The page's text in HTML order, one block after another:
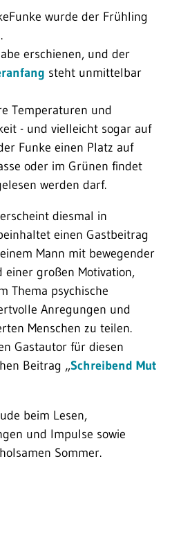
wurde der Frühling
erschienen, und der
steht unmittelbar
Temperaturen und
- und vielleicht sogar auf
Funke einen Platz auf
oder im Grünen findet
werden darf.
erscheint diesmal in
einen Gastbeitrag
Mann mit bewegender
einer großen Motivation,
Thema psychische
Anregungen und
Menschen zu teilen.
Gastautor für diesen
Beitrag „Schreibend Mut
beim Lesen,
und Impulse sowie
Sommer.